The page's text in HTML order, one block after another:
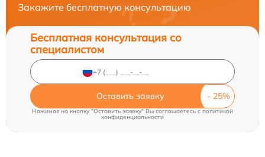
Закажите бесплатную консультацию
Бесплатная консультация со
специалистом
Оставить заявку
Нажимая на кнопку "Оставить заявку" Вы соглашаетесь cполитикой
конфиденциальности